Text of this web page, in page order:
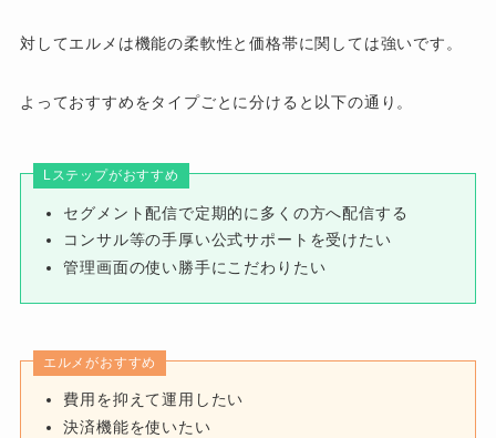
対してエルメは機能の柔軟性と価格帯に関しては強いです。
よっておすすめをタイプごとに分けると以下の通り。
Lステップがおすすめ
セグメント配信で定期的に多くの方へ配信する
コンサル等の手厚い公式サポートを受けたい
管理画面の使い勝手にこだわりたい
エルメがおすすめ
費用を抑えて運用したい
決済機能を使いたい